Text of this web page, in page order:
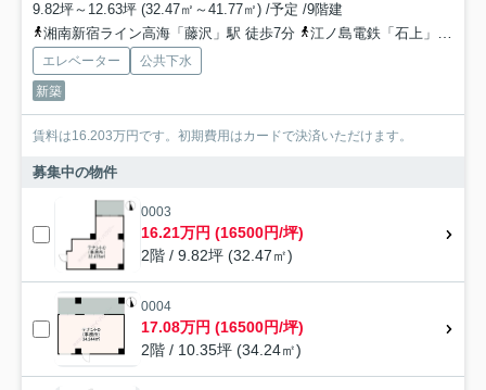
9.82坪～12.63坪 (32.47㎡～41.77㎡) /予定 /9階建
湘南新宿ライン高海「藤沢」駅 徒歩7分
江ノ島電鉄「石上」駅 徒歩14分
エレベーター
公共下水
新築
賃料は16.203万円です。初期費用はカードで決済いただけます。
募集中の物件
0003
16.21万円 (16500円/坪)
2階 / 9.82坪 (32.47㎡)
0004
17.08万円 (16500円/坪)
2階 / 10.35坪 (34.24㎡)